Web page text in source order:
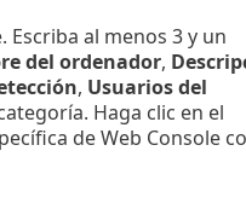
Escriba al menos 3 y un
del ordenador,
, Usuarios del
Haga clic en el
de Web Console